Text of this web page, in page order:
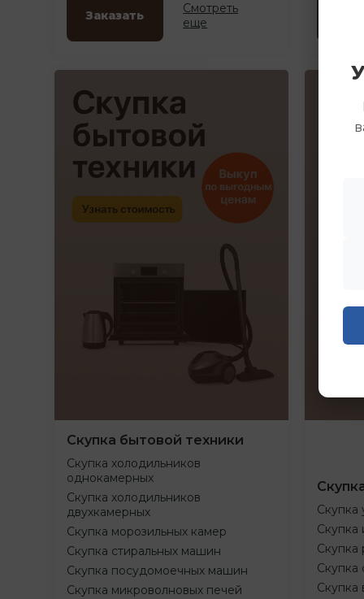
Заказать
Смотреть
еще
Скупка бытовой техники
Скупка холодильников
однокамерных
Скупка холодильников
двухкамерных
Скупка морозильных камер
Скупка стиральных машин
Скупка посудомоечных машин
Скупка микроволновых печей
Скупка
Скупка
Скупка
Скупка
Скупка